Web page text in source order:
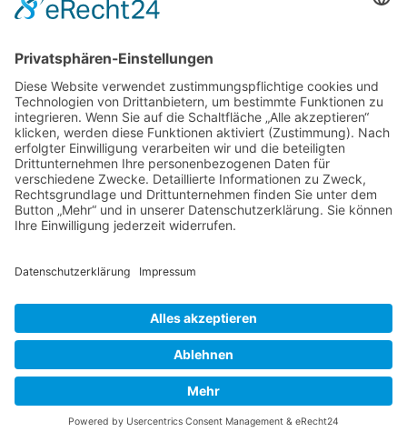
Durch Klicken des „Thema als neu markieren“-
Thema wieder ganz nach oben auf die erste
Seite des Forums holen. Wenn du den
entsprechenden Link nicht siehst, dann ist die
Funktion möglicherweise deaktiviert oder seit
der letzten Markierung ist nicht genügend Zeit
vergangen. Es ist auch möglich, das Thema
nach oben zu holen, indem du einfach eine
Antwort darauf schreibst. Stelle jedoch sicher,
dass du die Regeln dieses Boards beachtest! Es
wird meist nicht gerne gesehen, wenn ohne
Themen geantwortet wird.
Nach oben
Textforma
und
Thementy